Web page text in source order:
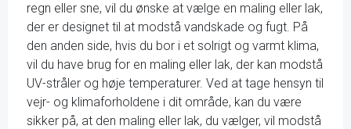
regn eller sne, vil du ønske at vælge en maling eller lak,
der er designet til at modstå vandskade og fugt. På
den anden side, hvis du bor i et solrigt og varmt klima,
vil du have brug for en maling eller lak, der kan modstå
UV-stråler og høje temperaturer. Ved at tage hensyn til
vejr- og klimaforholdene i dit område, kan du være
sikker på, at den maling eller lak, du vælger, vil modstå